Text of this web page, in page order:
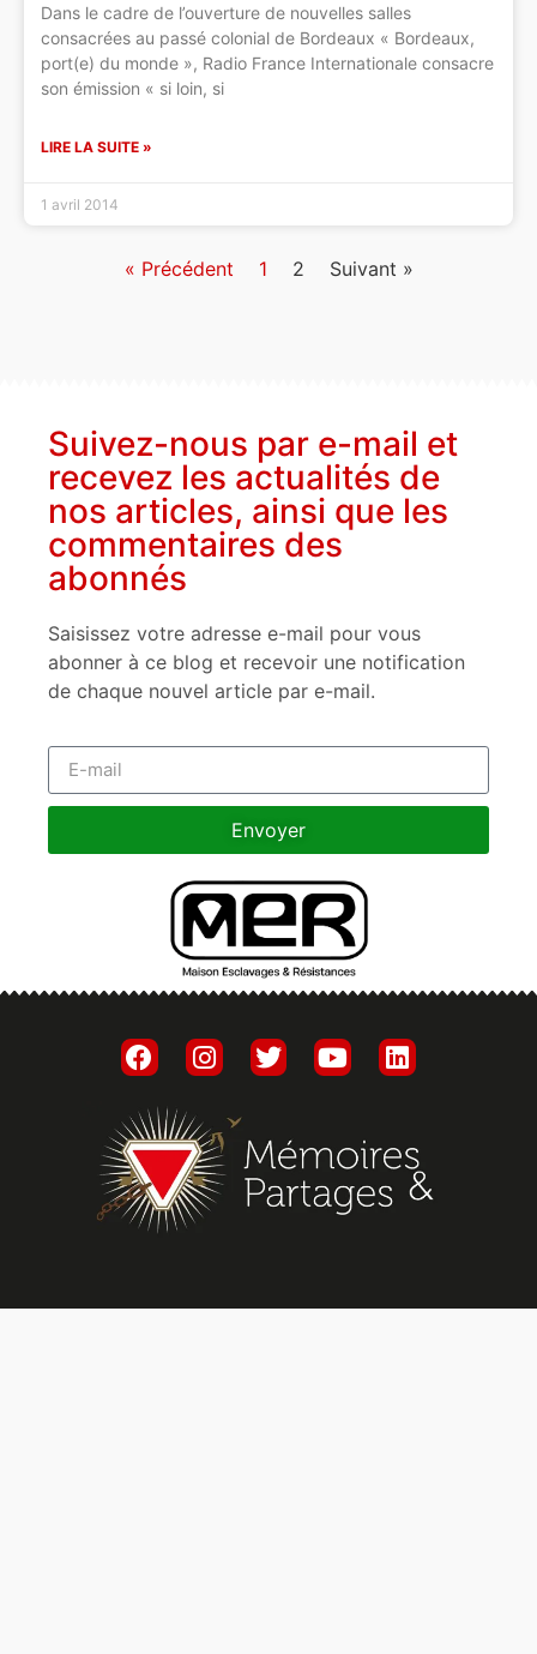
Dans le cadre de l’ouverture de nouvelles salles
consacrées au passé colonial de Bordeaux « Bordeaux,
port(e) du monde », Radio France Internationale consacre
son émission « si loin, si
LIRE LA SUITE »
1 avril 2014
« Précédent 1 2 Suivant »
Suivez-nous par e-mail et
recevez les actualités de
nos articles, ainsi que les
commentaires des
abonnés
Saisissez votre adresse e-mail pour vous
abonner à ce blog et recevoir une notification
de chaque nouvel article par e-mail.
Envoyer